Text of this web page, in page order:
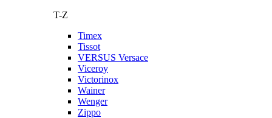
T-Z
Timex
Tissot
VERSUS Versace
Viceroy
Victorinox
Wainer
Wenger
Zippo